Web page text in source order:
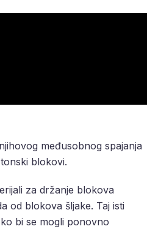
međusobnog spajanja
blokovi.
za držanje blokova
od blokova šljake. Taj isti
bi se mogli ponovno